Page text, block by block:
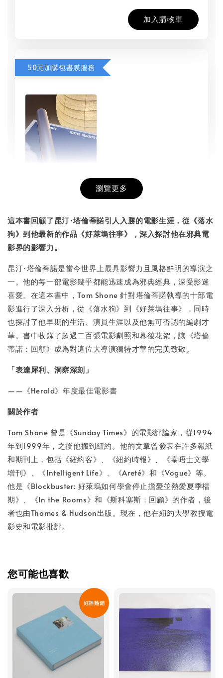
加入購物車
50元加購包書膜服務
NT$ 50
NT$ 100
- +
加入購物車
瀏覽更多
這本書回顧了昆汀·塔倫蒂諾引人入勝的電影生涯，從《落水
狗》到他最新的作品《好萊塢往事》，深入探討他在邪典電
影界的影響力。
昆汀·塔倫蒂諾是當今世界上最具影響力且風格鮮明的導演之
一。他的每一部電影幾乎都能迅速成為邪典經典，深受影迷
喜愛。在這本書中，Tom Shone 針對塔倫蒂諾執導的十部電
影進行了深入分析，從《落水狗》到《好萊塢往事》，同時
也探討了他早期的生活、演員生涯以及他無可否認的編劇才
華。書中收錄了超過二百張電影劇照和幕後花絮，讓《塔倫
蒂諾：回顧》成為對這位大導演獨特才華的完美致敬。
「表達犀利、洞察深刻」
——《Herald》年度最佳電影書
關於作者
Tom Shone 曾是《Sunday Times》的電影評論家，從1994
年到1999年，之後他搬到紐約。他的文章曾發表在許多報紙
和期刊上，包括《紐約客》、《紐約時報》、《泰晤士文學
增刊》、《Intelligent Life》、《Areté》和《Vogue》等。
他是《Blockbuster: 好萊塢如何學會停止擔憂並熱愛夏季檔
期》、《In the Rooms》和《斯科塞斯：回顧》的作者，後
者也由Thames & Hudson出版。現在，他在紐約大學教授電
影史和電影批評。
您可能也喜歡
好評熱銷